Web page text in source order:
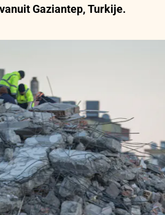
Gaziantep, Turkije.